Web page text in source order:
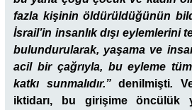
fazla kişinin öldürüldüğünün
İsrail’in insanlık dışı eylemlerini
bulundurularak, yaşama ve
acil bir çağrıyla, bu eyleme
katkı sunmalıdır.”denilmişti.
iktidarı, bu girişime öncülük